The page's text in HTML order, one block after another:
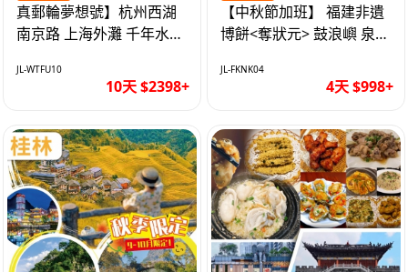
真郵輪夢想號】杭州西湖
南京路 上海外灘 千年水鄉
自費10天
JL-WTFU10
10天 $2398+
【中秋節加班】 福建非遺
博餅<奪狀元> 鼓浪嶼 泉州
車超值4天
JL-FKNK04
4天 $998+